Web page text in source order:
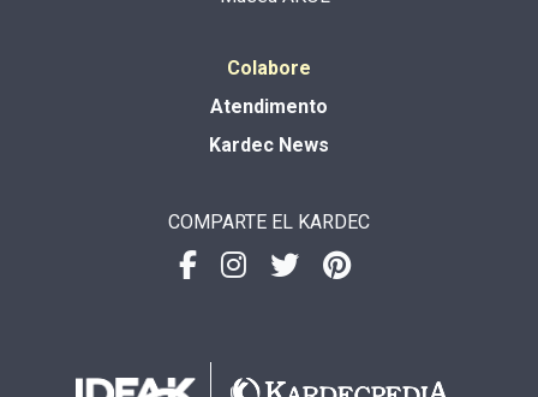
Colabore
Atendimento
Kardec News
COMPARTE EL KARDEC